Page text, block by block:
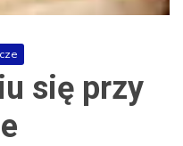
się przy